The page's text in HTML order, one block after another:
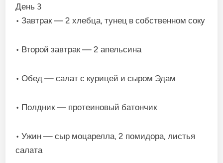
День 3
• Завтрак — 2 хлебца, тунец в собственном соку
• Второй завтрак — 2 апельсина
• Обед — салат с курицей и сыром Эдам
• Полдник — протеиновый батончик
• Ужин — сыр моцарелла, 2 помидора, листья
салата